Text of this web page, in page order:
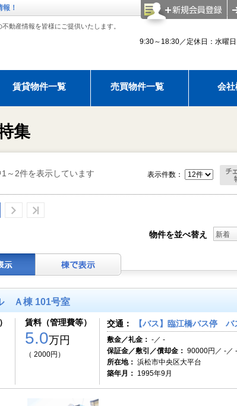
！
動産情報を皆様にご提供いたします。
9:30～18:30／定休日：水曜日
賃貸物件一覧 売買物件一覧 会社
モルテ 売却相談
集
～2件を表示しています 表示件数：
物件を並べ替え 新着
Ａ棟 101号室
賃料（管理費等）
5.0万円
（ 2000円）
交通： 【バス】臨江橋バス停 バ
敷金／礼金： -／ -
保証金／敷引／償却金： 90000円／ -／ -
所在地： 浜松市中央区大平台
築年月： 1995年9月